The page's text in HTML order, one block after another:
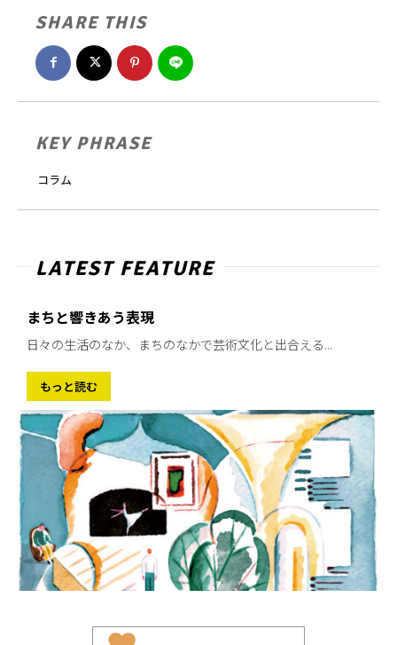
SHARE THIS
KEY PHRASE
コラム
LATEST FEATURE
まちと響きあう表現
日々の生活のなか、まちのなかで芸術文化と出合える...
もっと読む